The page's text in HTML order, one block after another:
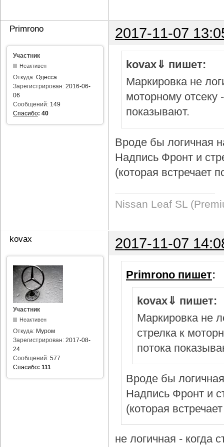
Primrono 2017-11-07
Участник
Неактивен
Откуда: Одесса
Зарегистрирован: 2016-06-
06
Сообщений: 149
Спасибо: 40
kovax⇓ пишет:
Маркировка не
моторному отсеку
показывают.
Вроде бы логичная
Надпись Фронт и
(которая встречает
Nissan Leaf SL
kovax 2017-11-07
Участник
Неактивен
Откуда: Муром
Зарегистрирован: 2017-08-
24
Сообщений: 577
Спасибо: 111
Primrono пишет:
kovax⇓ пишет:
Маркировка не
стрелка к
потока
Вроде бы
Надпись Фронт и
(которая
не логичная - когда